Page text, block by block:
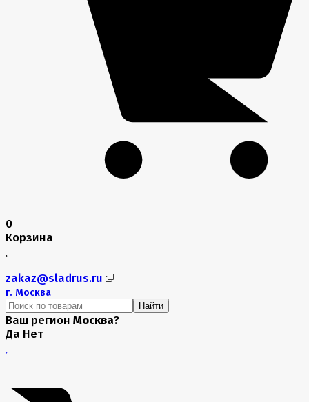
0
Корзина
zakaz@sladrus.ru
г. Москва
Найти
Ваш регион Москва?
Да Нет